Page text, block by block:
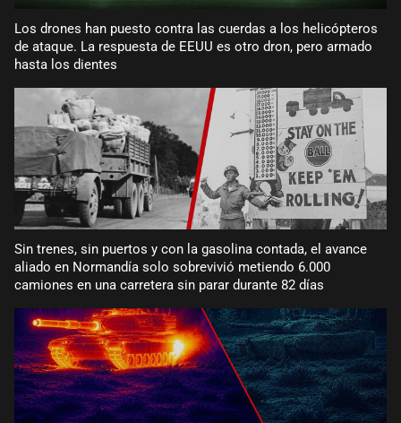
Los drones han puesto contra las cuerdas a los helicópteros
de ataque. La respuesta de EEUU es otro dron, pero armado
hasta los dientes
Sin trenes, sin puertos y con la gasolina contada, el avance
aliado en Normandía solo sobrevivió metiendo 6.000
camiones en una carretera sin parar durante 82 días